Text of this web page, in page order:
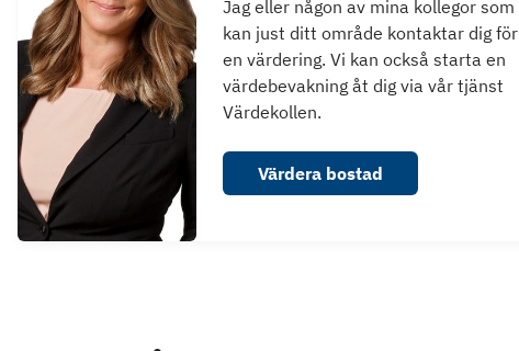
Jag eller någon av mina kollegor som
kan just ditt område kontaktar dig för
en värdering. Vi kan också starta en
värdebevakning åt dig via vår tjänst
Värdekollen.
Värdera bostad